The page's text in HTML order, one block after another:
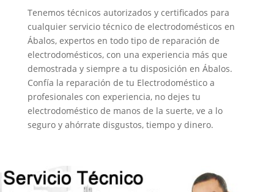
Tenemos técnicos autorizados y certificados para
cualquier servicio técnico de electrodomésticos en
Ábalos, expertos en todo tipo de reparación de
electrodomésticos, con una experiencia más que
demostrada y siempre a tu disposición en Ábalos.
Confía la reparación de tu Electrodoméstico a
profesionales con experiencia, no dejes tu
electrodoméstico de manos de la suerte, ve a lo
seguro y ahórrate disgustos, tiempo y dinero.